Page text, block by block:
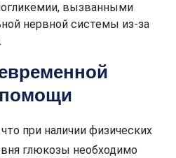
вызванными
нервной системы из-за
при наличии физических
глюкозы необходимо